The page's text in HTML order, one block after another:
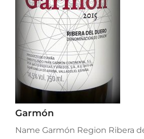
Garmón
Name Garmón Region Ribera